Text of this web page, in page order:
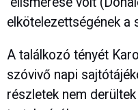
elkötelezettségének a
A találkozó tényét
szóvivő napi
részletek nem